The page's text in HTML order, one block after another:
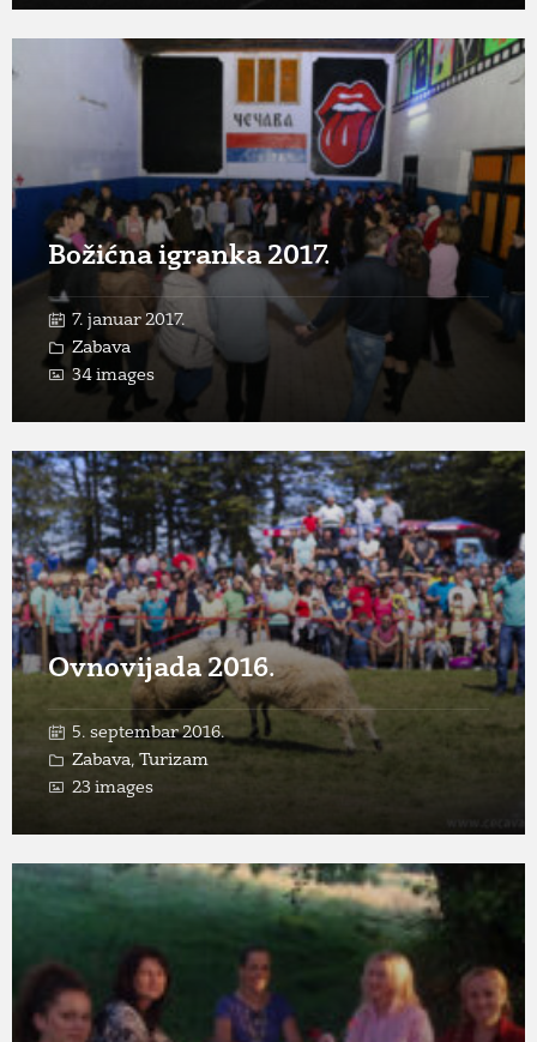
Božićna igranka 2017.
7. januar 2017.
Zabava
34 images
Gallery
Ovnovijada 2016.
5. septembar 2016.
Zabava, Turizam
23 images
Open
Gallery
Open